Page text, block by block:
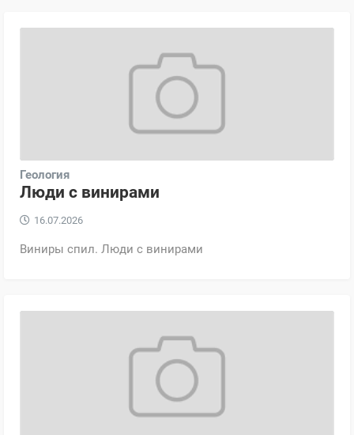
Геология
Люди с винирами
16.07.2026
Виниры спил. Люди с винирами